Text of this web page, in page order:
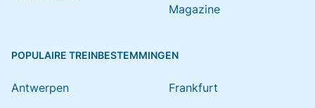
Magazine
POPULAIRE TREINBESTEMMINGEN
Antwerpen
Frankfurt